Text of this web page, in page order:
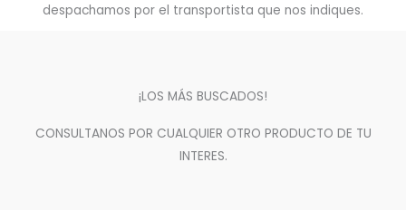
despachamos por el transportista que nos indiques.
¡LOS MÁS BUSCADOS!
CONSULTANOS POR CUALQUIER OTRO PRODUCTO DE TU
INTERES.